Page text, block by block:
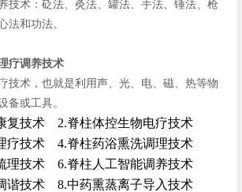
技术：砭法、灸法、罐法、手法、锤法、枪
法和功法。
疗调养技术
技术，也就是利用声、光、电、磁、热等物
备或工具。
复技术 2.脊柱体控生物电疗技术
疗技术 4.脊柱药浴熏洗调理技术
理技术 6.脊柱人工智能调养技术
谐技术 8.中药熏蒸离子导入技术